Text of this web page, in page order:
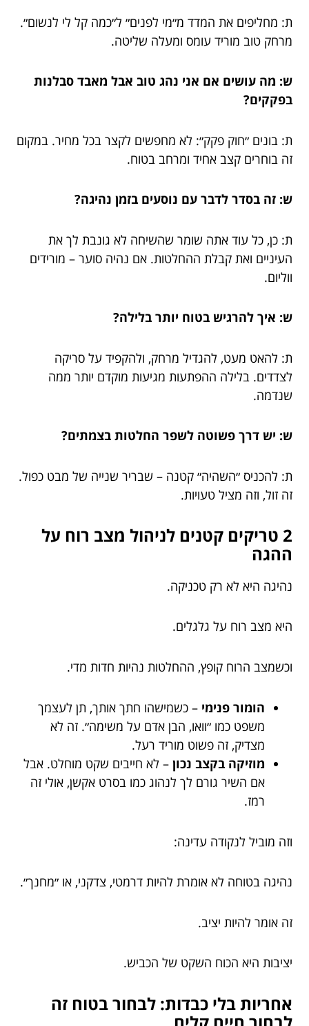
ת: מחליפים את המדד מ״מי לפנים״ ל״כמה קל לי לנשום״.
מרחק טוב מוריד עומס ומעלה שליטה.
ש: מה עושים אם אני נהג טוב אבל מאבד סבלנות
בפקקים?
ת: בונים ״חוק פקק״: לא מחפשים לקצר בכל מחיר. במקום
זה בוחרים קצב אחיד ומרחב בטוח.
ש: זה בסדר לדבר עם נוסעים בזמן נהיגה?
ת: כן, כל עוד אתה שומר שהשיחה לא גונבת לך את
העיניים ואת קבלת ההחלטות. אם נהיה סוער – מורידים
ווליום.
ש: איך להרגיש בטוח יותר בלילה?
ת: להאט מעט, להגדיל מרחק, ולהקפיד על סריקה
לצדדים. בלילה ההפתעות מגיעות מוקדם יותר ממה
שנדמה.
ש: יש דרך פשוטה לשפר החלטות בצמתים?
ת: להכניס ״השהיה״ קטנה – שבריר שנייה של מבט כפול.
זה זול, וזה מציל טעויות.
2 טריקים קטנים לניהול מצב רוח על
ההגה
נהיגה היא לא רק טכניקה.
היא מצב רוח על גלגלים.
וכשמצב הרוח קופץ, ההחלטות נהיות חדות מדי.
הומור פנימי – כשמישהו חתך אותך, תן לעצמך
משפט כמו ״וואו, הבן אדם על משימה״. זה לא
מצדיק, זה פשוט מוריד רעל.
מוזיקה בקצב נכון – לא חייבים שקט מוחלט. אבל
אם השיר גורם לך לנהוג כמו בסרט אקשן, אולי זה
רמז.
וזה מוביל לנקודה עדינה:
נהיגה בטוחה לא אומרת להיות דרמטי, צדקני, או ״מחנך״.
זה אומר להיות יציב.
יציבות היא הכוח השקט של הכביש.
אחריות בלי כבדות: לבחור בטוח זה